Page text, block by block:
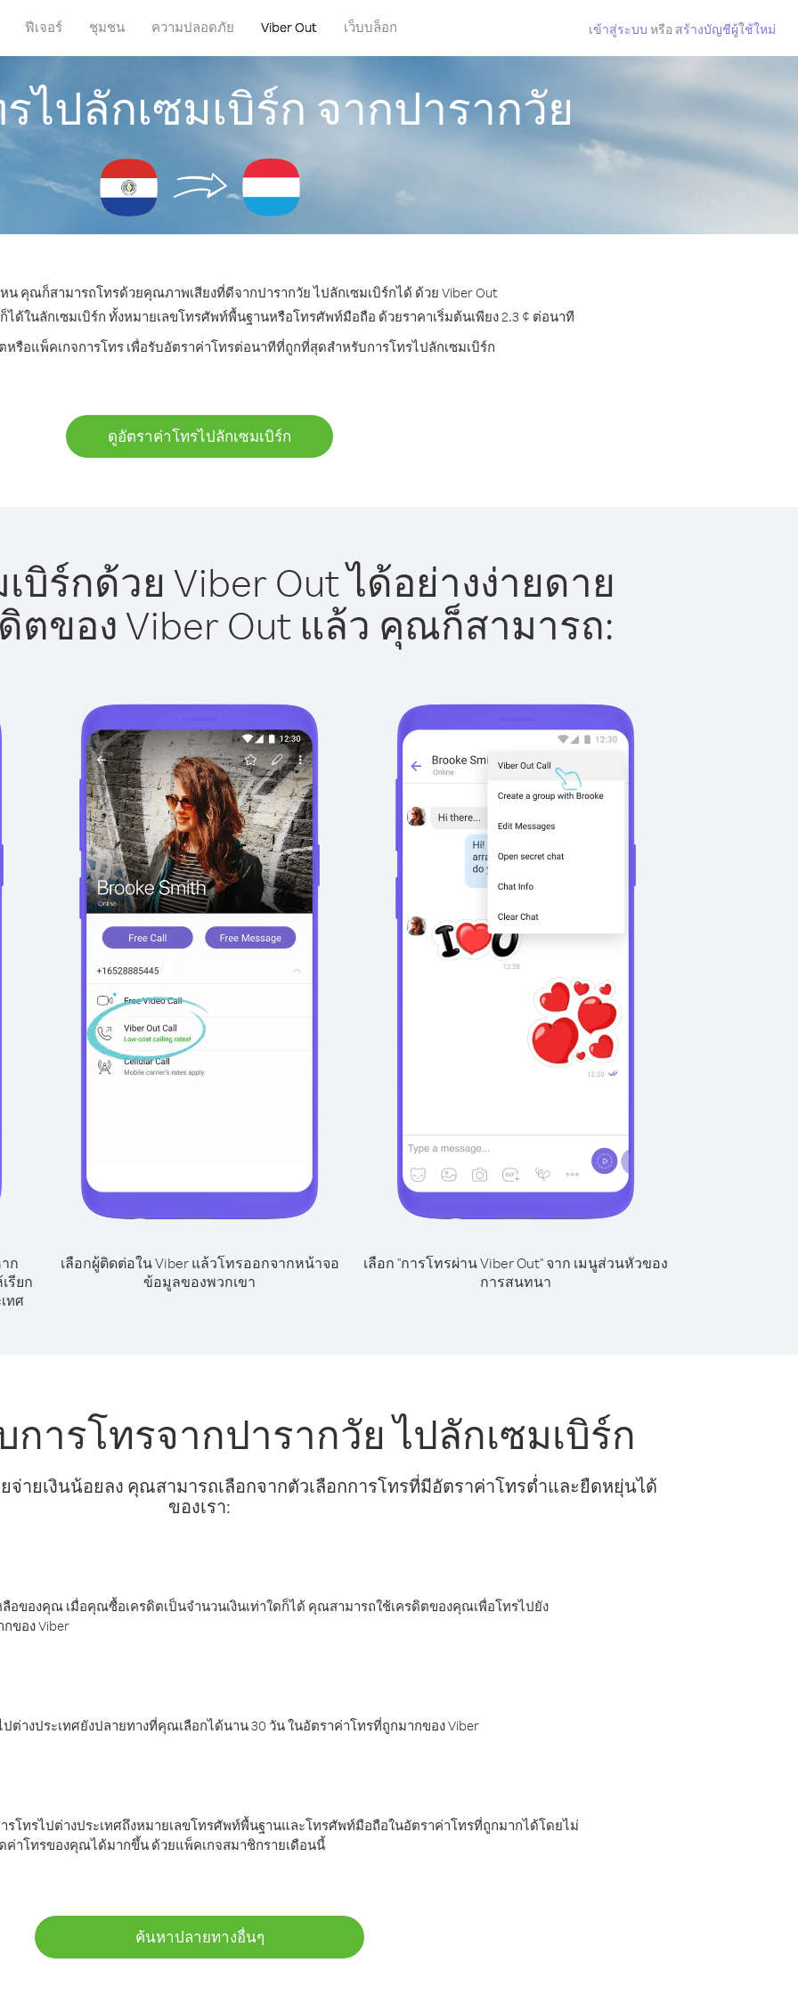
ฟีเจอร์ ชุมชน ความปลอดภัย Viber Out เว็บบล็อก เข้าสู่ระบบ หรือ สร้างบัญชีผู้ใช้ใหม่
ไปลักเซมเบิร์ก จากปารากวัย
คุณก็สามารถโทรด้วยคุณภาพเสียงที่ดีจากปารากวัย ไปลักเซมเบิร์กได้ ด้วย Viber Out
ด้ในลักเซมเบิร์ก ทั้งหมายเลขโทรศัพท์พื้นฐานหรือโทรศัพท์มือถือ ด้วยราคาเริ่มต้นเพียง 2.3 ¢ ต่อนาที
หรือแพ็คเกจการโทร เพื่อรับอัตราค่าโทรต่อนาทีที่ถูกที่สุดสำหรับการโทรไปลักเซมเบิร์ก
ดูอัตราค่าโทรไปลักเซมเบิร์ก
บิร์กด้วย Viber Out ได้อย่างง่ายดาย
ตของ Viber Out แล้ว คุณก็สามารถ:
ก
รียก
ทศ
เลือกผู้ติดต่อใน Viber แล้วโทรออกจากหน้าจอ
ข้อมูลของพวกเขา
เลือก "การโทรผ่าน Viber Out" จาก เมนูส่วนหัวของ
การสนทนา
ารโทรจากปารากวัย ไปลักเซมเบิร์ก
ายเงินน้อยลง คุณสามารถเลือกจากตัวเลือกการโทรที่มีอัตราค่าโทรต่ำและยืดหยุ่นได้
ของเรา:
ลือของคุณ เมื่อคุณซื้อเครดิตเป็นจำนวนเงินเท่าใดก็ได้ คุณสามารถใช้เครดิตของคุณเพื่อโทรไปยัง
ของ Viber
ต่างประเทศยังปลายทางที่คุณเลือกได้นาน 30 วัน ในอัตราค่าโทรที่ถูกมากของ Viber
โทรไปต่างประเทศถึงหมายเลขโทรศัพท์พื้นฐานและโทรศัพท์มือถือในอัตราค่าโทรที่ถูกมากได้โดยไม่
าโทรของคุณได้มากขึ้น ด้วยแพ็คเกจสมาชิกรายเดือนนี้
ค้นหาปลายทางอื่นๆ